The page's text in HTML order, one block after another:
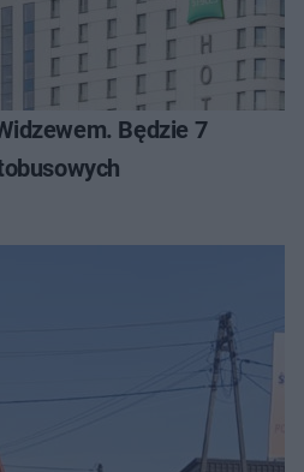
Będzie 7